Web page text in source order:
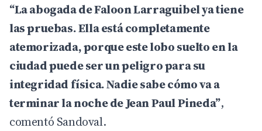
“La abogada de Faloon Larraguibel ya tiene
las pruebas. Ella está completamente
atemorizada, porque este lobo suelto en la
ciudad puede ser un peligro para su
integridad física. Nadie sabe cómo va a
terminar la noche de Jean Paul Pineda”,
comentó Sandoval.